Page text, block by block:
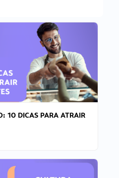
10 DICAS PARA ATRAIR